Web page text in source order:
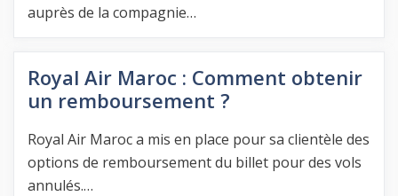
auprès de la compagnie…
Royal Air Maroc : Comment obtenir
un remboursement ?
Royal Air Maroc a mis en place pour sa clientèle des
options de remboursement du billet pour des vols
annulés.…